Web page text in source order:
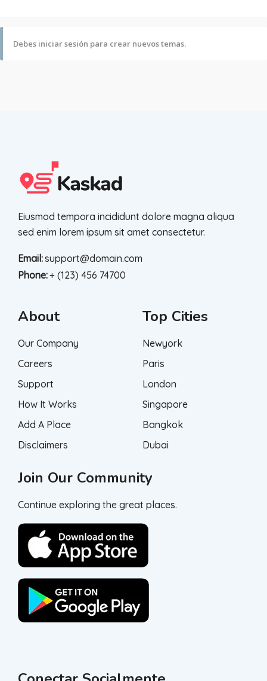
Debes iniciar sesión para crear nuevos temas.
Eiusmod tempora incididunt dolore magna aliqua
sed enim lorem ipsum sit amet consectetur.
Email:support@domain.com
Phone:+ (123) 456 74700
About
Our Company
Careers
Support
How It Works
Add A Place
Disclaimers
Top Cities
Newyork
Paris
London
Singapore
Bangkok
Dubai
Join Our Community
Continue exploring the great places.